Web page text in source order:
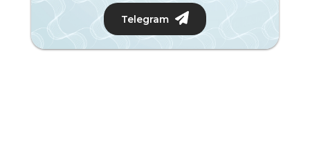
Telegram